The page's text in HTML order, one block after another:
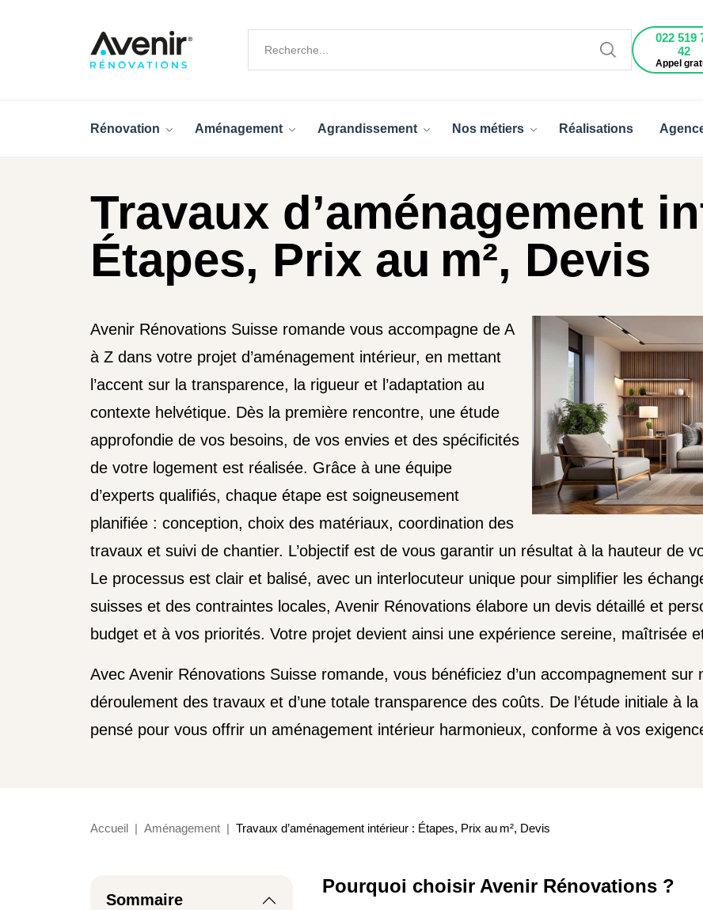
022 519
42
Appel
Rénovation Aménagement Agrandissement Nos métiers Réalisations
Travaux d’aménagement
Étapes, Prix au m², Devis
Avenir Rénovations Suisse romande vous accompagne de A
à Z dans votre projet d’aménagement intérieur, en mettant
l’accent sur la transparence, la rigueur et l’adaptation au
contexte helvétique. Dès la première rencontre, une étude
approfondie de vos besoins, de vos envies et des spécificités
de votre logement est réalisée. Grâce à une équipe
d’experts qualifiés, chaque étape est soigneusement
planifiée : conception, choix des matériaux, coordination des
travaux et suivi de chantier. L’objectif est de vous garantir un résultat à la hauteur de
Le processus est clair et balisé, avec un interlocuteur unique pour simplifier les
suisses et des contraintes locales, Avenir Rénovations élabore un devis détaillé et
budget et à vos priorités. Votre projet devient ainsi une expérience sereine, maîtrisée
Avec Avenir Rénovations Suisse romande, vous bénéficiez d’un accompagnement sur
déroulement des travaux et d’une totale transparence des coûts. De l’étude initiale à
pensé pour vous offrir un aménagement intérieur harmonieux, conforme à vos
Accueil Aménagement Travaux d’aménagement intérieur : Étapes, Prix au m², Devis
Sommaire
Pourquoi choisir Avenir Rénovations ?